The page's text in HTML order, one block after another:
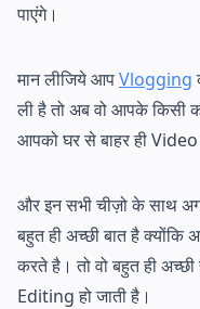
पाएंगे।
मान लीजिये आपVlogging
ली है तो अब वो आपके किसी
आपको घर से बाहर ही
और इन सभी चीज़ो के साथ
बहुत ही अच्छी बात है
करते है। तो वो बहुत ही
Editing हो जाती है।